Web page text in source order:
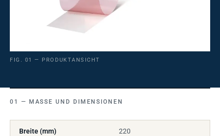
FIG. 01 — PRODUKTANSICHT
MASSE UND DIMENSIONEN
Breite (mm) 220